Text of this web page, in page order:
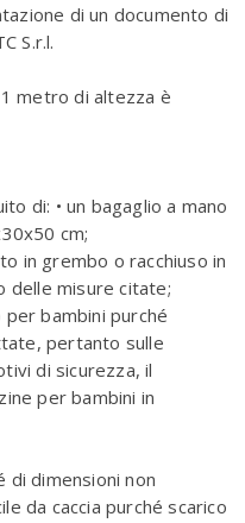
di un documento di
S.r.l.
metro di altezza è
di: • un bagaglio a mano
cm;
in grembo o racchiuso in
delle misure citate;
per bambini purché
pertanto sulle
di sicurezza, il
per bambini in
di dimensioni non
da caccia purché scarico